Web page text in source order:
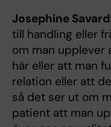
Josephine
till handling eller
om man upplever
här eller att man
relation eller att
så det ser ut om
patient att man